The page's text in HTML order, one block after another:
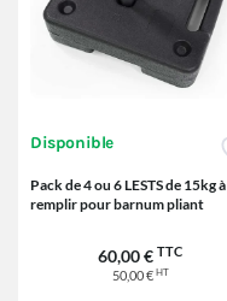
Disponible
Pack de 4 ou 6 LESTS de 15kg à
remplir pour barnum pliant
60,00 € TTC
50,00 € HT